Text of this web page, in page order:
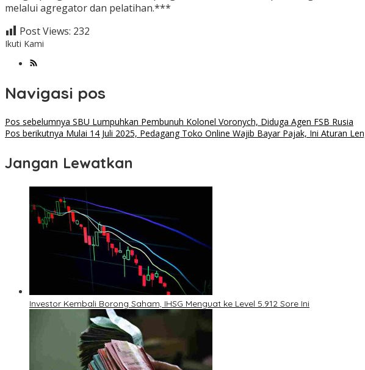
melalui agregator dan pelatihan.***
Post Views: 232
Ikuti Kami
Navigasi pos
Pos sebelumnya SBU Lumpuhkan Pembunuh Kolonel Voronych, Diduga Agen FSB Rusia
Pos berikutnya Mulai 14 Juli 2025, Pedagang Toko Online Wajib Bayar Pajak, Ini Aturan
Jangan Lewatkan
Investor Kembali Borong Saham, IHSG Menguat ke Level 5.912 Sore Ini